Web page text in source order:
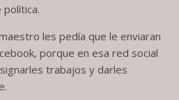
les pedía que le enviaran
porque en esa red social
trabajos y darles